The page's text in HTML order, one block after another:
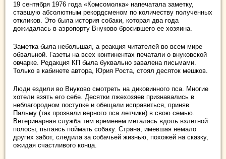
19 сентября 1976 года «Комсомолка» напечатала заметку,
ставшую абсолютным рекордсменом по количеству полученных
откликов. Это была история собаки, которая два года
дожидалась в аэропорту Внуково бросившего ее хозяина.
Заметка была небольшая, а реакция читателей во всем мире
обвальной. Газеты на всех континентах печатали о внуковской
овчарке. Редакция КП была буквально завалена письмами.
Только в кабинете автора, Юрия Роста, стоял десяток мешков.
Люди ездили во Внуково смотреть на диковинного пса. Многие
хотели взять его себе. Десятки лжехозяев признавались в
неблагородном поступке и обещали исправиться, приняв
Пальму (так прозвали верного пса летчики) в свою семью.
Ветеринарная служба тем временем металась вдоль взлетной
полосы, пытаясь поймать собаку. Страна, имевшая немало
других забот, следила за собачьей жизнью, похожей на сказку,
ожидая счастливого конца.